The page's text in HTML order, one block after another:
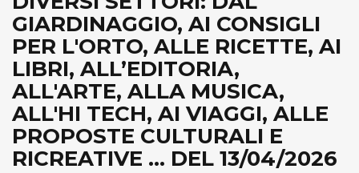
GIARDINAGGIO, AI CONSIGLI
PER L'ORTO, ALLE RICETTE, AI
LIBRI, ALL’EDITORIA,
ALL'ARTE, ALLA MUSICA,
ALL'HI TECH, AI VIAGGI, ALLE
PROPOSTE CULTURALI E
RICREATIVE ... DEL 13/04/2026